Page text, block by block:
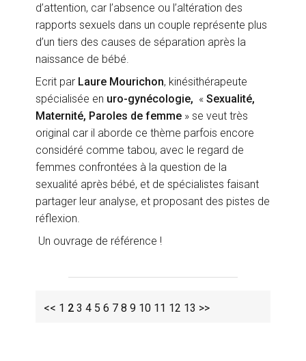
d’attention, car l’absence ou l’altération des
rapports sexuels dans un couple représente plus
d’un tiers des causes de séparation après la
naissance de bébé.
Ecrit par Laure Mourichon, kinésithérapeute
spécialisée en uro-gynécologie, «Sexualité,
Maternité, Paroles de femme » se veut très
original car il aborde ce thème parfois encore
considéré comme tabou, avec le regard de
femmes confrontées à la question de la
sexualité après bébé, et de spécialistes faisant
partager leur analyse, et proposant des pistes de
réflexion.
Un ouvrage de référence !
<< 1 2 3 4 5 6 7 8 9 10 11 12 13 >>